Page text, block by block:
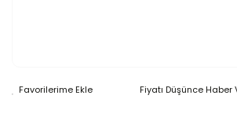
Fiyatı Düşünce Haber